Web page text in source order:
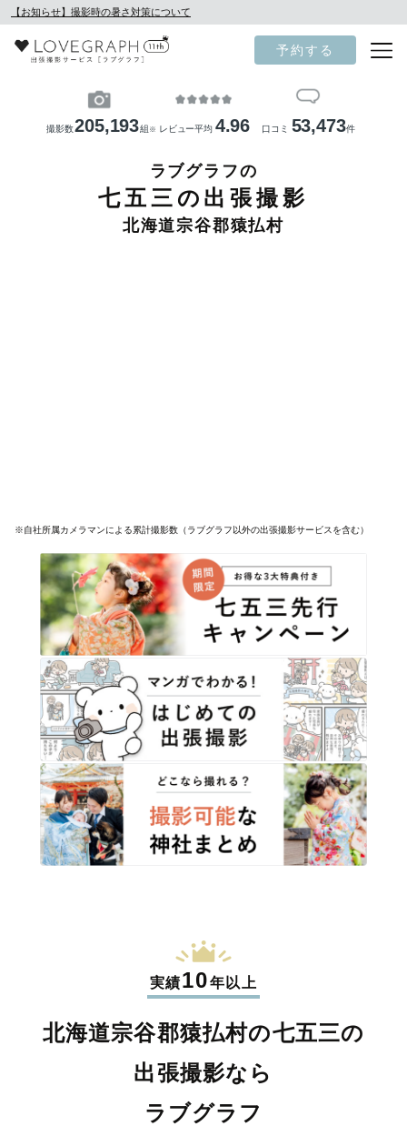
【お知らせ】撮影時の暑さ対策について
予約する
撮影数205,193組 ※ レビュー平均 4.96 口コミ 53,473件
ラブグラフの
七五三の出張撮影
北海道宗谷郡猿払村
※自社所属カメラマンによる累計撮影数（ラブグラフ以外の出張撮影サービスを含む）
実績10年以上
北海道宗谷郡猿払村の七五三の
出張撮影なら
ラブグラフ